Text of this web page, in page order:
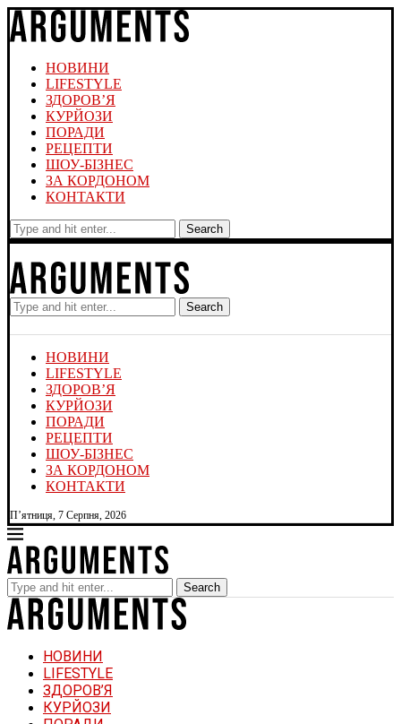
НОВИНИ
LIFESTYLE
ЗДОРОВ’Я
КУРЙОЗИ
ПОРАДИ
РЕЦЕПТИ
ШОУ-БІЗНЕС
ЗА КОРДОНОМ
КОНТАКТИ
Search
Search
НОВИНИ
LIFESTYLE
ЗДОРОВ’Я
КУРЙОЗИ
ПОРАДИ
РЕЦЕПТИ
ШОУ-БІЗНЕС
ЗА КОРДОНОМ
КОНТАКТИ
П’ятниця, 7 Серпня, 2026
Search
НОВИНИ
LIFESTYLE
ЗДОРОВ’Я
КУРЙОЗИ